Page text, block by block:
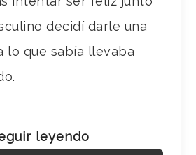
decidí darle una
lo que sabía llevaba
leyendo